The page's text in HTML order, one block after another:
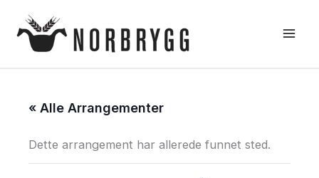
rett
« Alle Arrangementer
Dette arrangement har allerede funnet sted.